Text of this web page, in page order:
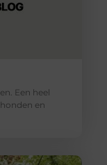
Een heel
en